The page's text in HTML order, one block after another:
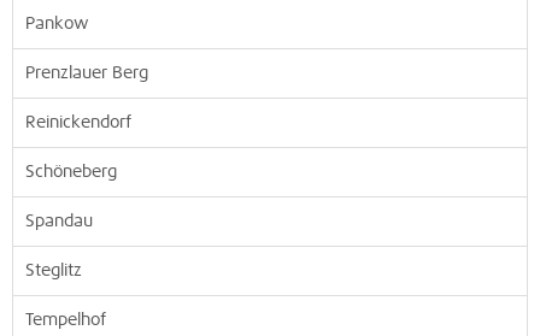
Pankow
Prenzlauer Berg
Reinickendorf
Schöneberg
Spandau
Steglitz
Tempelhof